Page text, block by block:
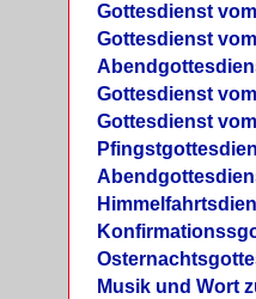
Gottesdienst
Gottesdienst
Gottesdienst
Gottesdienst
Musik und Wort